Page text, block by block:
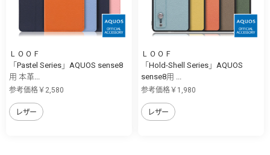
ＬＯＯＦ
「Pastel Series」AQUOS sense8
用 本革...
参考価格￥2,580
レザー
ＬＯＯＦ
「Hold-Shell Series」AQUOS
sense8用 ...
参考価格￥1,980
レザー